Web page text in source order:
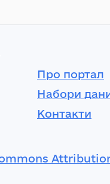
Про портал
Набори
Контакти